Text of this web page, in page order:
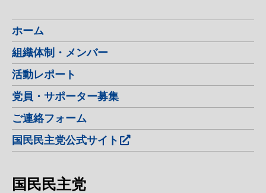
ホーム
組織体制・メンバー
活動レポート
党員・サポーター募集
ご連絡フォーム
国民民主党公式サイト
国民民主党